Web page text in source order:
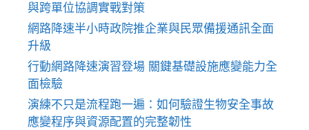
與跨單位協調實戰對策
網路降速半小時政院推企業與民眾備援通訊全面
升級
行動網路降速演習登場 關鍵基礎設施應變能力全
面檢驗
演練不只是流程跑一遍：如何驗證生物安全事故
應變程序與資源配置的完整韌性